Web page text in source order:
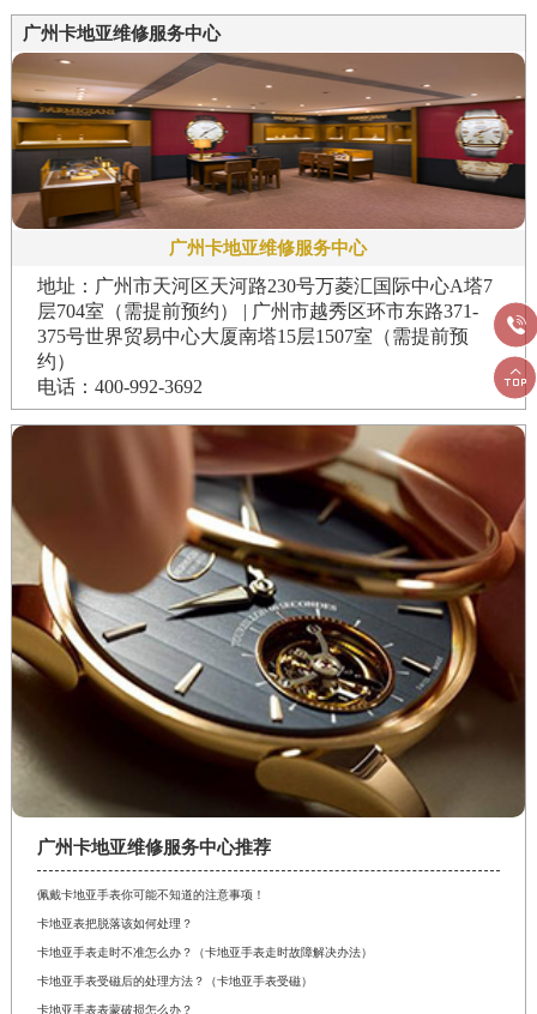
广州卡地亚维修服务中心
广州卡地亚维修服务中心
地址：广州市天河区天河路230号万菱汇国际中心A塔7
层704室（需提前预约） | 广州市越秀区环市东路371-
375号世界贸易中心大厦南塔15层1507室（需提前预
约）
电话：400-992-3692
广州卡地亚维修服务中心推荐
佩戴卡地亚手表你可能不知道的注意事项！
卡地亚表把脱落该如何处理？
卡地亚手表走时不准怎么办？（卡地亚手表走时故障解决办法）
卡地亚手表受磁后的处理方法？（卡地亚手表受磁）
卡地亚手表表蒙破损怎么办？

